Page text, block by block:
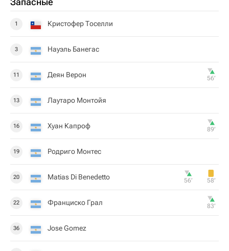
1 Кристофер Тоселли
3 Науэль Банегас
11 Деян Верон 56‎’‎
13 Лаутаро Монтойя
16 Хуан Капроф 89‎’‎
19 Родриго Монтес
20 Matias Di Benedetto 56‎’‎ 58‎’‎
22 Франциско Грал 83‎’‎
36 Jose Gomez